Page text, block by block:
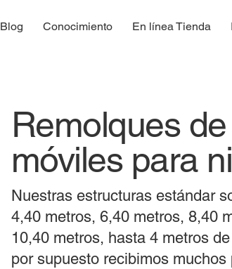
Blog Conocimiento En línea Tienda
Nuestras estructuras estándar
4,40 metros, 6,40 metros, 8,40
10,40 metros, hasta 4 metros
por supuesto recibimos muchos
Remolques
móviles para